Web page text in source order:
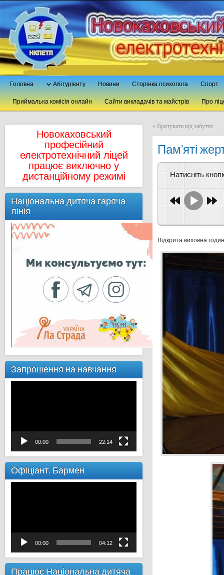
Головна Абітурієнту Новини Сторінка психолога Спорт
Приймальна комісія онлайн Сайти викладачів та майстрів Про
Новокаховський
професійний
електротехнічний ліцей
працює виключно у
дистанційному режимі
Національна дитяча гаряча
лінія
Запрошення на навчання
00:00 22:14
Офіціант. Бармен
00:00 04:12
Працює Національна дитяча
« Врятувати від забуття
Пам’яті
Натисніть
Відкрита виховна